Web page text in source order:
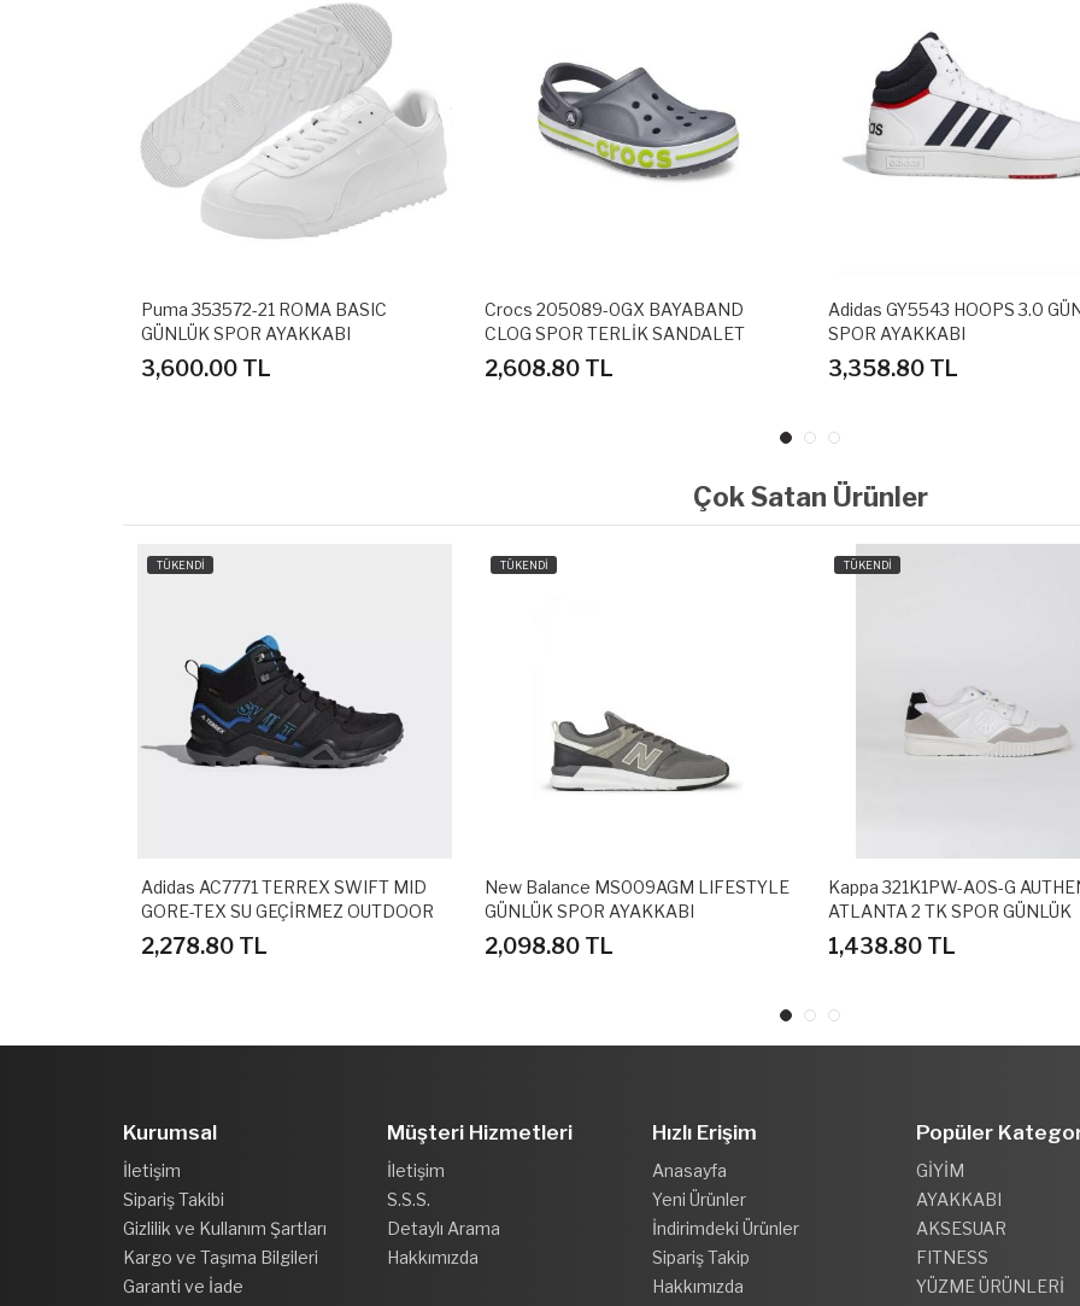
Puma 353572-21 ROMA BASIC
GÜNLÜK SPOR AYAKKABI
3,600.00 TL
Crocs 205089-0GX BAYABAND
CLOG SPOR TERLİK SANDALET
2,608.80 TL
Adidas GY5543 HOOPS 3.0
SPOR AYAKKABI
3,358.80 TL
Çok Satan Ürünler
TÜKENDİ
Adidas AC7771 TERREX SWIFT MID
GORE-TEX SU GEÇİRMEZ OUTDOOR
AYAKKABI
2,278.80 TL
TÜKENDİ
New Balance MS009AGM LIFESTYLE
GÜNLÜK SPOR AYAKKABI
2,098.80 TL
TÜKENDİ
Kappa 321K1PW-A0S-G
ATLANTA 2 TK SPOR GÜNLÜK
AYAKKABI
1,438.80 TL
Kurumsal
İletişim
Sipariş Takibi
Gizlilik ve Kullanım Şartları
Kargo ve Taşıma Bilgileri
Garanti ve İade
Müşteri Hizmetleri
İletişim
S.S.S.
Detaylı Arama
Hakkımızda
Hızlı Erişim
Anasayfa
Yeni Ürünler
İndirimdeki Ürünler
Sipariş Takip
Hakkımızda
Popüler
GİYİM
AYAKKABI
AKSESUAR
FITNESS
YÜZME ÜRÜNLERİ